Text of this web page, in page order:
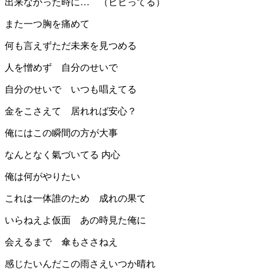
出来なかった時に… （ビビってる）
また一つ胸を痛めて
何も言えずただ未来を見つめる
人を憎めず 自分のせいで
自分のせいで いつも唱えてる
金をこさえて 居れれば安心？
俺にはこの瞬間の方が大事
なんとなく氣づいてる 内心
俺は何がやりたい
これは一体誰のため 成れの果て
いらねえよ仮面 あの時見た俺に
会えるまで 傘もささねえ
感じたいんだこの雨さえいつか晴れ